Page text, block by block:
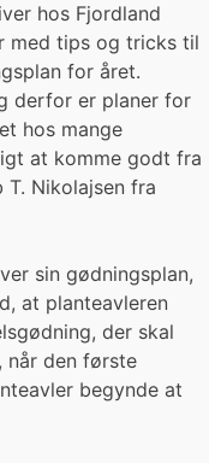
hos Fjordland
med tips og tricks til
for året.
derfor er planer for
hos mange
at komme godt fra
Nikolajsen fra
sin gødningsplan,
at planteavleren
der skal
når den første
begynde at